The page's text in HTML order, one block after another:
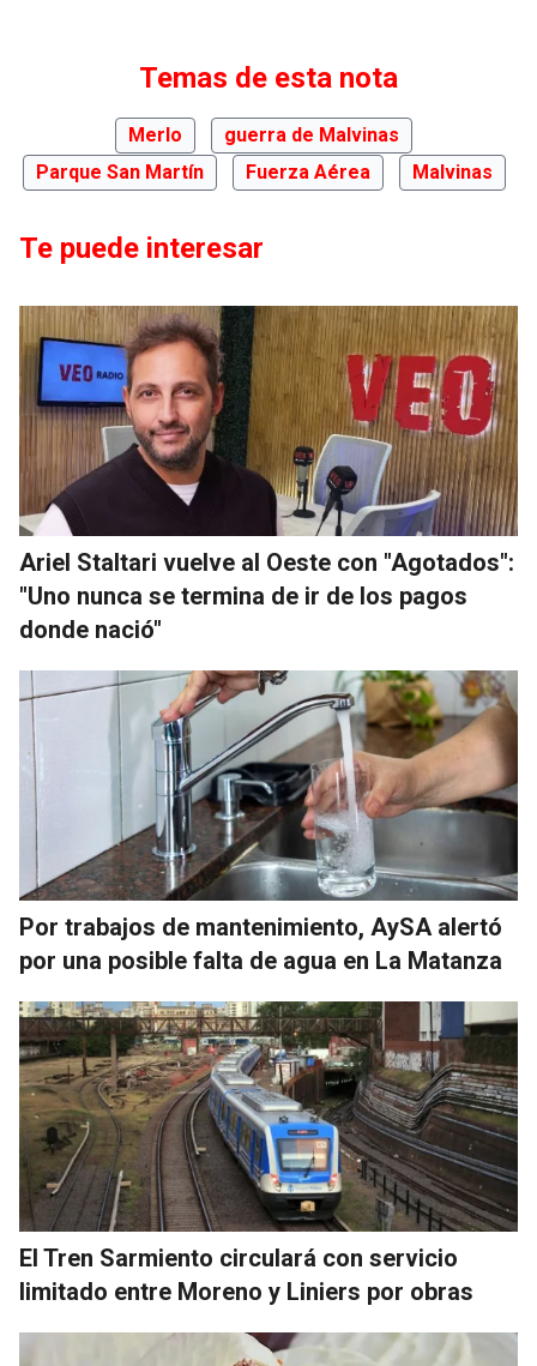
Temas de esta nota
Merlo
guerra de Malvinas
Parque San Martín
Fuerza Aérea Malvinas
Te puede interesar
Ariel Staltari vuelve al Oeste con "Agotados":
"Uno nunca se termina de ir de los pagos
donde nació"
Por trabajos de mantenimiento, AySA alertó
por una posible falta de agua en La Matanza
El Tren Sarmiento circulará con servicio
limitado entre Moreno y Liniers por obras